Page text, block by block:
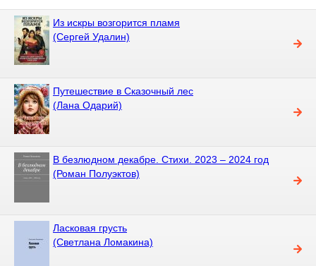
Из искры возгорится пламя
(Сергей Удалин)
Путешествие в Сказочный лес
(Лана Одарий)
В безлюдном декабре. Стихи. 2023 – 2024 год
(Роман Полуэктов)
Ласковая грусть
(Светлана Ломакина)